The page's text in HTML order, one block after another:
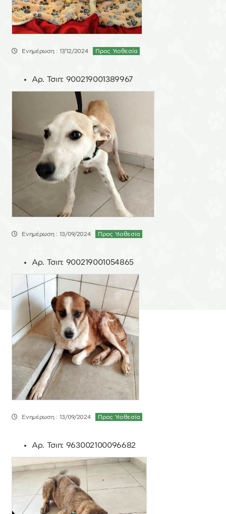
Προς Υιοθεσία
Ενημέρωση : 17/12/2024
Αρ. Τσιπ: 900219001389967
Προς Υιοθεσία
Ενημέρωση : 13/09/2024
Αρ. Τσιπ: 900219001054865
Προς Υιοθεσία
Ενημέρωση : 13/09/2024
Αρ. Τσιπ: 963002100096682